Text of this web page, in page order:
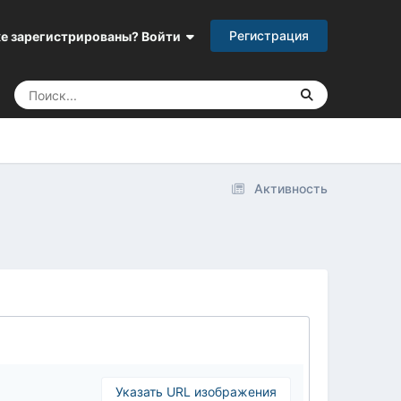
зарегистрированы? Войти Регистрация
Активность
Указать URL изображения